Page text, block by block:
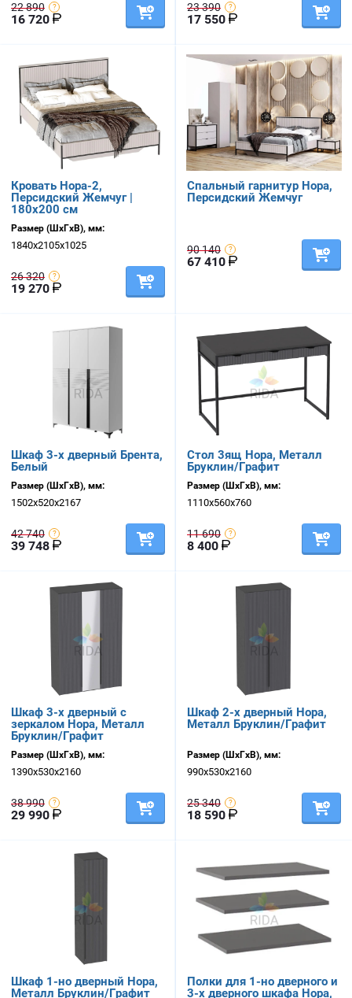
22 890
16 720
23 390
17 550
Кровать Нора-2,
Персидский Жемчуг |
180х200 см
Размер (ШхГхВ), мм:
1840х2105х1025
26 320
19 270
Спальный гарнитур Нора,
Персидский Жемчуг
90 140
67 410
Шкаф 3-х дверный Брента,
Белый
Размер (ШхГхВ), мм:
1502х520х2167
42 740
39 748
Стол 3ящ Нора, Металл
Бруклин/Графит
Размер (ШхГхВ), мм:
1110х560х760
11 690
8 400
Шкаф 3-х дверный с
зеркалом Нора, Металл
Бруклин/Графит
Размер (ШхГхВ), мм:
1390х530х2160
38 990
29 990
Шкаф 2-х дверный Нора,
Металл Бруклин/Графит
Размер (ШхГхВ), мм:
990х530х2160
25 340
18 590
Шкаф 1-но дверный Нора,
Металл Бруклин/Графит
Полки для 1-но дверного и
3-х дверного шкафа Нора,